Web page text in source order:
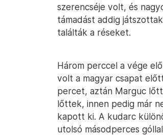
szerencséje volt, és
támadást addig
találták a réseket.
Három perccel a vége
volt a magyar csapat
percet, aztán Marguc
lőttek, innen pedig már
kapott ki. A kudarc
utolsó másodperces